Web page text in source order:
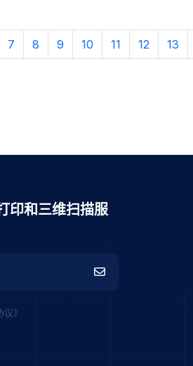
7 8 9 10 11 12 13
印和三维扫描服
议》